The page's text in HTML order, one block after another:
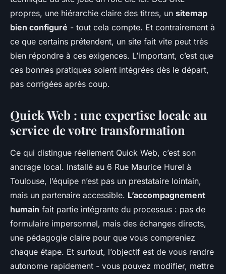
propres, une hiérarchie claire des titres, un sitemap
bien configuré - tout cela compte. Et contrairement à
ce que certains prétendent, un site fait vite peut très
bien répondre à ces exigences. L’important, c’est que
ces bonnes pratiques soient intégrées dès le départ,
pas corrigées après coup.
Quick Web : une expertise locale au
service de votre transformation
Ce qui distingue réellement Quick Web, c’est son
ancrage local. Installé au 6 Rue Maurice Hurel à
Toulouse, l’équipe n’est pas un prestataire lointain,
mais un partenaire accessible. L’accompagnement
humain fait partie intégrante du processus : pas de
formulaire impersonnel, mais des échanges directs,
une pédagogie claire pour que vous compreniez
chaque étape. Et surtout, l’objectif est de vous rendre
autonome rapidement - vous pouvez modifier, mettre